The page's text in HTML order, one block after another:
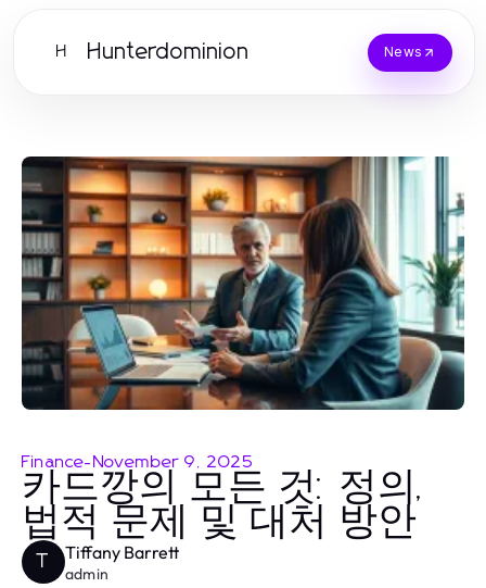
H Hunterdominion News
Finance- November 9, 2025
카드깡의 모든 것: 정의,
법적 문제 및 대처 방안
T Tiffany Barrett
admin